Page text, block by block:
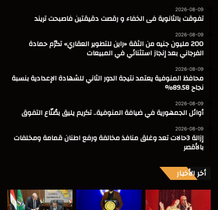
2026-08-09
تفوقت بالثانوية فى الخفاء و رقصت دقيقتين فاصبحت تريند
2026-08-09
200 مليون جنيه من الثقة «راين للتطوير العقاري» تكرّم حمادة
الفرجاني بعد إنجاز استثنائي في المبيعات
2026-08-09
محافظ المنوفية يعتمد نتيجة الدور الثاني للشهادة الإعدادية بنسبة
نجاح 89.58%
2026-08-09
أوائل الجمهورية في ضيافة المنوفية.. تكريم يليق بصُنّاع التفوق
2026-08-09
إزالة 3حالات تعد وغلق منافذ مخالفة ورفع اطنان قمامة ومخلفات
بالأقصر
أخر الأخبار